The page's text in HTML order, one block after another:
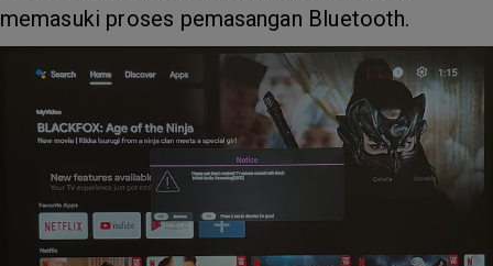
memasuki proses pemasangan Bluetooth.